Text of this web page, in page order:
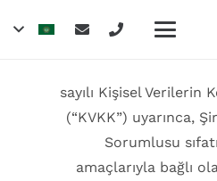
6698 sayılı Kişisel
(“KVKK”) uyarınca,
Sorumlusu
amaçlarıyla bağlı